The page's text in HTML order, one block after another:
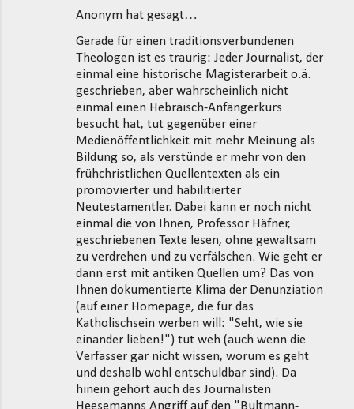
Anonym hat gesagt…
Gerade für einen traditionsverbundenen
Theologen ist es traurig: Jeder Journalist, der
einmal eine historische Magisterarbeit o.ä.
geschrieben, aber wahrscheinlich nicht
einmal einen Hebräisch-Anfängerkurs
besucht hat, tut gegenüber einer
Medienöffentlichkeit mit mehr Meinung als
Bildung so, als verstünde er mehr von den
frühchristlichen Quellentexten als ein
promovierter und habilitierter
Neutestamentler. Dabei kann er noch nicht
einmal die von Ihnen, Professor Häfner,
geschriebenen Texte lesen, ohne gewaltsam
zu verdrehen und zu verfälschen. Wie geht er
dann erst mit antiken Quellen um? Das von
Ihnen dokumentierte Klima der Denunziation
(auf einer Homepage, die für das
Katholischsein werben will: "Seht, wie sie
einander lieben!") tut weh (auch wenn die
Verfasser gar nicht wissen, worum es geht
und deshalb wohl entschuldbar sind). Da
hinein gehört auch des Journalisten
Heesemanns Angriff auf den "Bultmann-